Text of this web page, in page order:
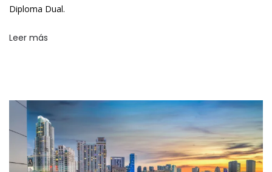
Diploma Dual.
Leer más